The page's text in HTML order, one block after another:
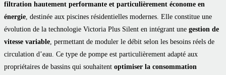
filtration hautement performante et particulièrement économe en
énergie, destinée aux piscines résidentielles modernes. Elle constitue une
évolution de la technologie Victoria Plus Silent en intégrant une gestion de
vitesse variable, permettant de moduler le débit selon les besoins réels de
circulation d’eau. Ce type de pompe est particulièrement adapté aux
propriétaires de bassins qui souhaitent optimiser la consommation